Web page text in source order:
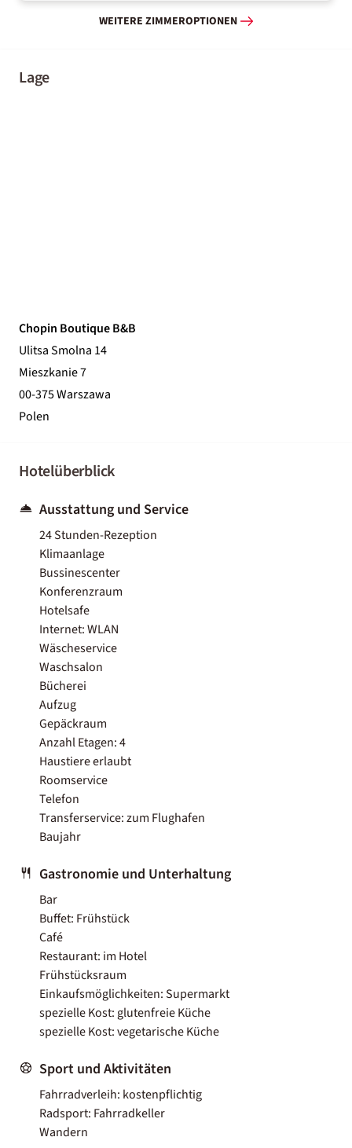
WEITERE ZIMMEROPTIONEN
Lage
Chopin Boutique B&B
Ulitsa Smolna 14
Mieszkanie 7
00-375 Warszawa
Polen
Hotelüberblick
Ausstattung und Service
24 Stunden-Rezeption
Klimaanlage
Bussinescenter
Konferenzraum
Hotelsafe
Internet: WLAN
Wäscheservice
Waschsalon
Bücherei
Aufzug
Gepäckraum
Anzahl Etagen: 4
Haustiere erlaubt
Roomservice
Telefon
Transferservice: zum Flughafen
Baujahr
Gastronomie und Unterhaltung
Bar
Buffet: Frühstück
Café
Restaurant: im Hotel
Frühstücksraum
Einkaufsmöglichkeiten: Supermarkt
spezielle Kost: glutenfreie Küche
spezielle Kost: vegetarische Küche
Sport und Aktivitäten
Fahrradverleih: kostenpflichtig
Radsport: Fahrradkeller
Wandern